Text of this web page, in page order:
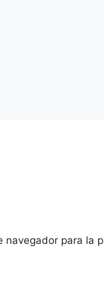
para la